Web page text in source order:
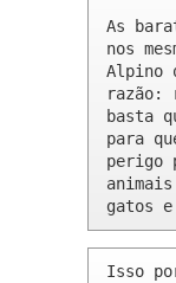
As
nos
Alpino
razão:
basta
para
perigo
gatos
Isso